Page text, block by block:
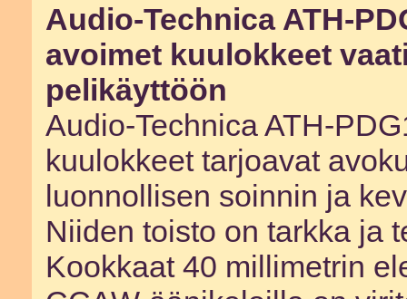
Audio-Technica ATH-
avoimet kuulokkeet
pelikäyttöön
Audio-Technica ATH-
kuulokkeet tarjoavat
luonnollisen soinnin ja
Niiden toisto on tarkka ja
Kookkaat 40 millimetrin